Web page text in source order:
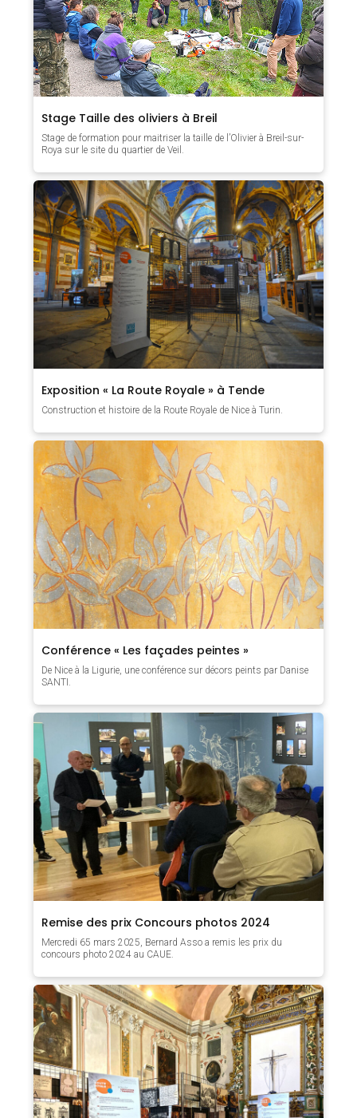
Stage Taille des oliviers à Breil
Stage de formation pour maitriser la taille de l’Olivier à Breil-sur-
Roya sur le site du quartier de Veil.
Exposition « La Route Royale » à Tende
Construction et histoire de la Route Royale de Nice à Turin.
Conférence « Les façades peintes »
De Nice à la Ligurie, une conférence sur décors peints par Danise
SANTI.
Remise des prix Concours photos 2024
Mercredi 65 mars 2025, Bernard Asso a remis les prix du
concours photo 2024 au CAUE.